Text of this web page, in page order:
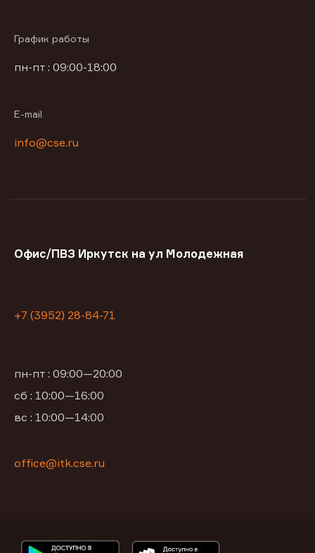
График работы
пн-пт : 09:00-18:00
E-mail
info@cse.ru
Офис/ПВЗ Иркутск на ул Молодежная
+7 (3952) 28-84-71
пн-пт : 09:00—20:00
сб : 10:00—16:00
вс : 10:00—14:00
office@itk.cse.ru